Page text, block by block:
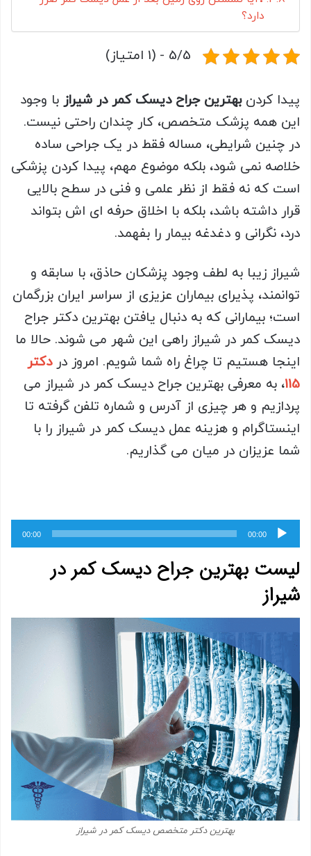
دارد؟
5/5 - (1 امتیاز)
پیدا کردنبهترین جراح دیسک کمر در شیراز با وجود
این همه پزشک متخصص، کار چندان راحتی نیست.
در چنین شرایطی، مساله فقط در یک جراحی ساده
خلاصه نمی شود، بلکه موضوع مهم، پیدا کردن پزشکی
است که نه فقط از نظر علمی و فنی در سطح بالایی
قرار داشته باشد، بلکه با اخلاق حرفه ای اش بتواند
درد، نگرانی و دغدغه بیمار را بفهمد.
شیراز زیبا به لطف وجود پزشکان حاذق، با سابقه و
توانمند، پذیرای بیماران عزیزی از سراسر ایران بزرگمان
است؛ بیمارانی که به دنبال یافتن بهترین دکتر جراح
دیسک کمر در شیراز راهی این شهر می شوند. حالا ما
اینجا هستیم تا چراغ راه شما شویم. امروز دردکتر
115، به معرفی بهترین جراح دیسک کمر در شیراز می
پردازیم و هر چیزی از آدرس و شماره تلفن گرفته تا
اینستاگرام و هزینه عمل دیسک کمر در شیراز را با
شما عزیزان در میان می گذاریم.
پخش‌کننده
صوت
00:00
00:00
لیست بهترین جراح دیسک کمر در
شیراز
بهترین دکتر متخصص دیسک کمر در شیراز